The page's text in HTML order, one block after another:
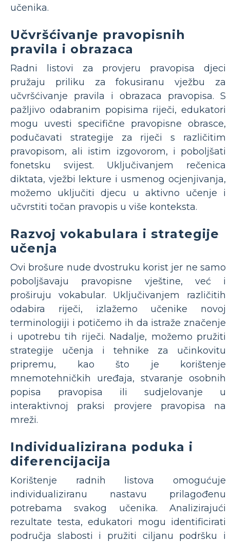
učenika.
Učvršćivanje pravopisnih
pravila i obrazaca
Radni listovi za provjeru pravopisa djeci
pružaju priliku za fokusiranu vježbu za
učvršćivanje pravila i obrazaca pravopisa. S
pažljivo odabranim popisima riječi, edukatori
mogu uvesti specifične pravopisne obrasce,
podučavati strategije za riječi s različitim
pravopisom, ali istim izgovorom, i poboljšati
fonetsku svijest. Uključivanjem rečenica
diktata, vježbi lekture i usmenog ocjenjivanja,
možemo uključiti djecu u aktivno učenje i
učvrstiti točan pravopis u više konteksta.
Razvoj vokabulara i strategije
učenja
Ovi brošure nude dvostruku korist jer ne samo
poboljšavaju pravopisne vještine, već i
proširuju vokabular. Uključivanjem različitih
odabira riječi, izlažemo učenike novoj
terminologiji i potičemo ih da istraže značenje
i upotrebu tih riječi. Nadalje, možemo pružiti
strategije učenja i tehnike za učinkovitu
pripremu, kao što je korištenje
mnemotehničkih uređaja, stvaranje osobnih
popisa pravopisa ili sudjelovanje u
interaktivnoj praksi provjere pravopisa na
mreži.
Individualizirana poduka i
diferencijacija
Korištenje radnih listova omogućuje
individualiziranu nastavu prilagođenu
potrebama svakog učenika. Analizirajući
rezultate testa, edukatori mogu identificirati
područja slabosti i pružiti ciljanu podršku i